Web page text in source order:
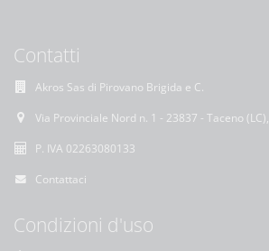
Contatti
Akros Sas di Pirovano Brigida e C.
Via Provinciale Nord n. 1 - 23837 - Taceno
P. IVA 02263080133
Contattaci
Condizioni d'uso